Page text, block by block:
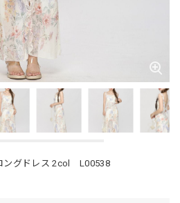
ングドレス 2col L00538